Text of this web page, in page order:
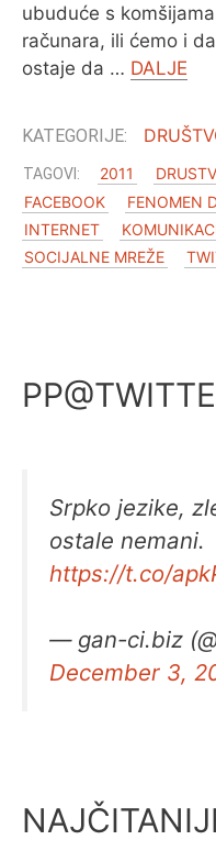
ubuduće s
računara, ili ćemo i
ostaje da … DALJE
2011
FACEBOOK
FENOMEN
INTERNET
SOCIJALNE MREŽE
Srpko jezike,
ostale nemani.
https://t.co/
— gan-ci.biz
December 3,